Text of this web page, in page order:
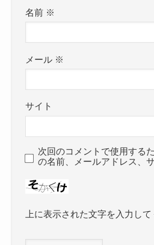
名前 ※
メール ※
サイト
次回のコメントで使用する
の名前、メールアドレス、
上に表示された文字を入力して